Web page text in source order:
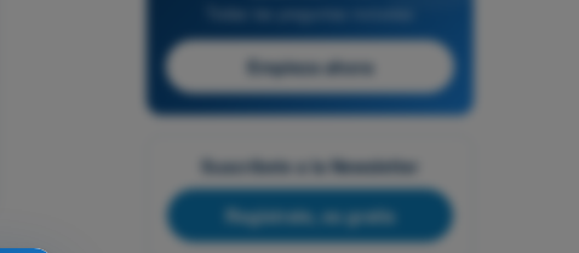
Empieza ahora
Suscríbete a la Newsletter
Regístrate, es gratis